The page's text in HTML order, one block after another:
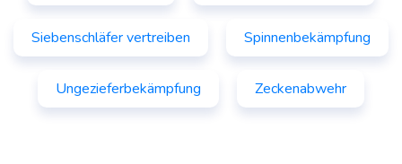
Siebenschläfer vertreiben Spinnenbekämpfung
Ungezieferbekämpfung Zeckenabwehr